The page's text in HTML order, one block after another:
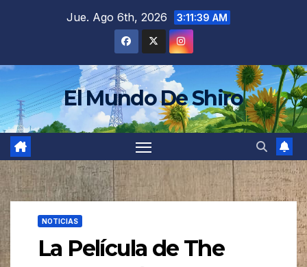
Jue. Ago 6th, 2026 3:11:42 AM
El Mundo De Shiro
NOTICIAS
La Película de The